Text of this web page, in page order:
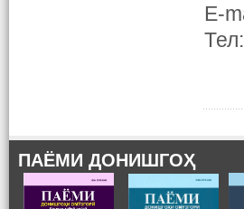
E-
ПАЁМИ ДОНИШГОҲ